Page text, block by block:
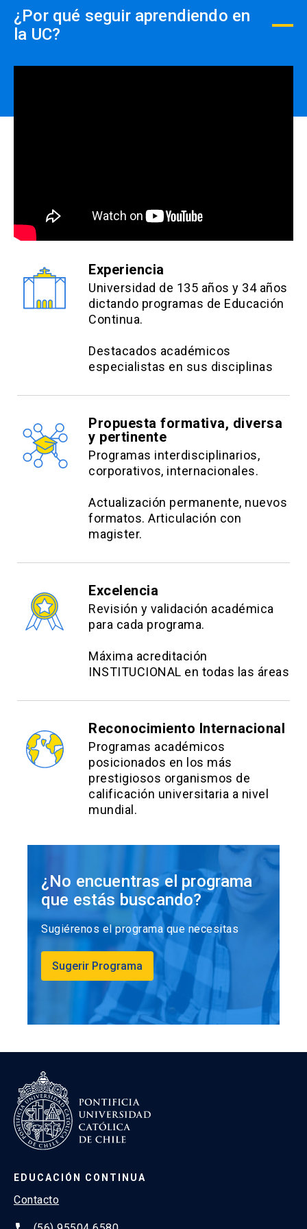
¿Por qué seguir aprendiendo en
la UC?
Experiencia
Universidad de 135 años y 34 años
dictando programas de Educación
Continua.
Destacados académicos
especialistas en sus disciplinas
Propuesta formativa, diversa
y pertinente
Programas interdisciplinarios,
corporativos, internacionales.
Actualización permanente, nuevos
formatos. Articulación con
magister.
Excelencia
Revisión y validación académica
para cada programa.
Máxima acreditación
INSTITUCIONAL en todas las áreas
Reconocimiento Internacional
Programas académicos
posicionados en los más
prestigiosos organismos de
calificación universitaria a nivel
mundial.
¿No encuentras el programa
que estás buscando?
Sugiérenos el programa que necesitas
Sugerir Programa
EDUCACIÓN CONTINUA
Contacto